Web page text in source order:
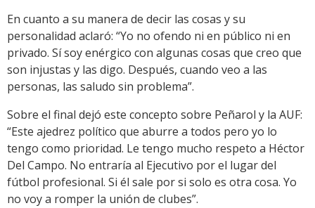
En cuanto a su manera de decir las cosas y su
personalidad aclaró: “Yo no ofendo ni en público ni en
privado. Sí soy enérgico con algunas cosas que creo que
son injustas y las digo. Después, cuando veo a las
personas, las saludo sin problema”.
Sobre el final dejó este concepto sobre Peñarol y la AUF:
“Este ajedrez político que aburre a todos pero yo lo
tengo como prioridad. Le tengo mucho respeto a Héctor
Del Campo. No entraría al Ejecutivo por el lugar del
fútbol profesional. Si él sale por si solo es otra cosa. Yo
no voy a romper la unión de clubes”.